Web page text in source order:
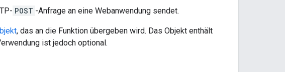
POST -Anfrage an eine Webanwendung sendet.
, das an die Funktion übergeben wird. Das Objekt enthält
ist jedoch optional.